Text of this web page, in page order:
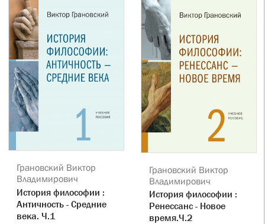
Грановский Виктор
Владимирович
История философии :
Античность - Средние
века. Ч.1
Грановский Виктор
Владимирович
История философии :
Ренессанс - Новое
время.Ч.2